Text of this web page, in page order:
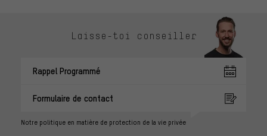
Laisse-toi conseiller
Rappel Programmé
Formulaire de contact
Notre politique en matière de protection de la vie privée